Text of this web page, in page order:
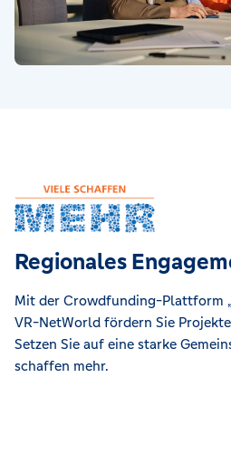
Regionales
Mit der Crowdfunding-Plattform
VR-NetWorld fördern Sie
Setzen Sie auf eine starke
schaffen mehr.